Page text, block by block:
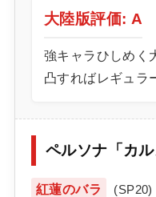
大陸版評価: A
強キャラひしめく
凸すればレギュラ
ペルソナ「カ
紅蓮のバラ
(SP20)